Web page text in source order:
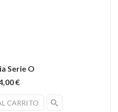
Serie O
€
CARRITO search